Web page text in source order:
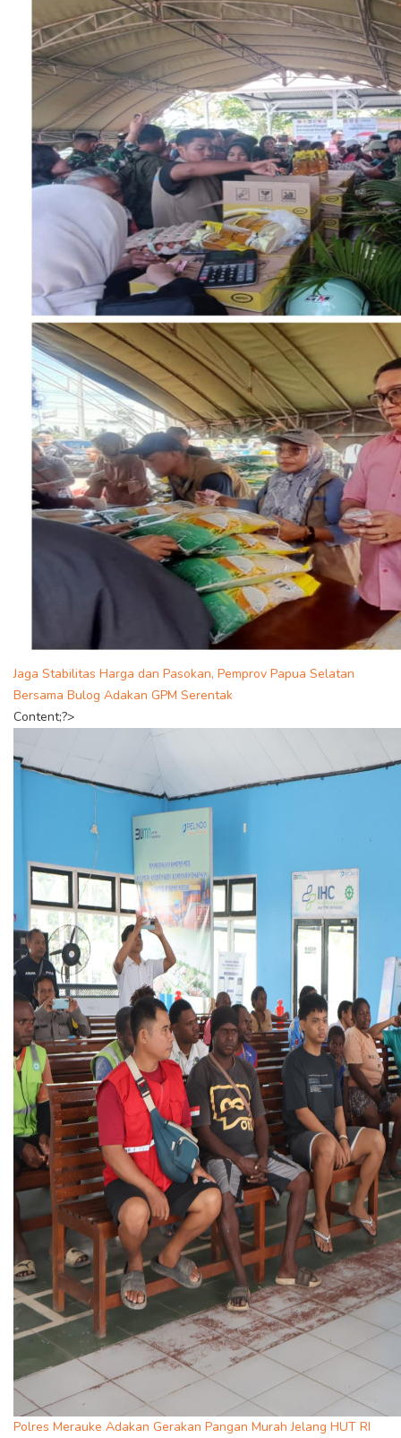
Jaga Stabilitas Harga dan Pasokan, Pemprov Papua Selatan
Bersama Bulog Adakan GPM Serentak
Content;?>
Polres Merauke Adakan Gerakan Pangan Murah Jelang HUT RI